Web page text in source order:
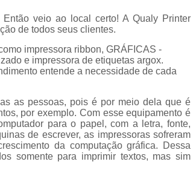
Cordinha de
Cordinha para
Cordão Crachá
Cordão de Crachá
Cordão para Crachá
Cordão
Cordão
Então veio ao local certo! A Qualy Printer
de todos seus clientes.
impressora ribbon, GRÁFICAS -
e impressora de etiquetas argox.
entende a necessidade de cada
as pessoas, pois é por meio dela que é
por exemplo. Com esse equipamento é
para o papel, com a letra, fonte,
de escrever, as impressoras sofreram
da computação gráfica. Dessa
somente para imprimir textos, mas sim